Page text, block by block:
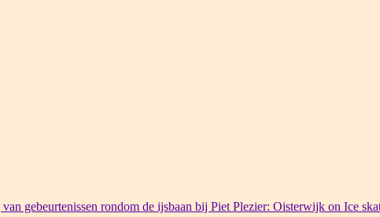
gebeurtenissen rondom de ijsbaan bij Piet Plezier: Oisterwijk on Ice